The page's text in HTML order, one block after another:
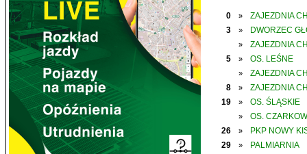
0 »
ZAJEZDNIA
3
» DWORZEC
»
ZAJEZDNIA
5
» OS. LEŚNE
»
ZAJEZDNIA
8
»
ZAJEZDNIA
19
» OS. ŚLĄSKIE
»
OS.
26
»
PKP NOWY
29
» PALMIARNIA